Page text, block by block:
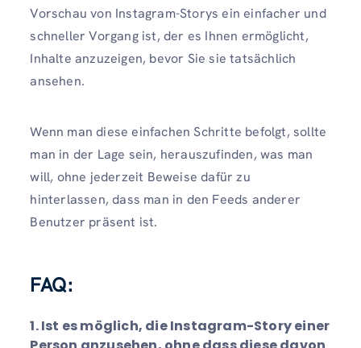
Vorschau von Instagram-Storys ein einfacher und
schneller Vorgang ist, der es Ihnen ermöglicht,
Inhalte anzuzeigen, bevor Sie sie tatsächlich
ansehen.
Wenn man diese einfachen Schritte befolgt, sollte
man in der Lage sein, herauszufinden, was man
will, ohne jederzeit Beweise dafür zu
hinterlassen, dass man in den Feeds anderer
Benutzer präsent ist.
FAQ:
1. Ist es möglich, die Instagram-Story einer